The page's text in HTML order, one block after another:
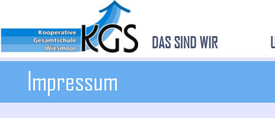
DAS SIND WIR
Impressum